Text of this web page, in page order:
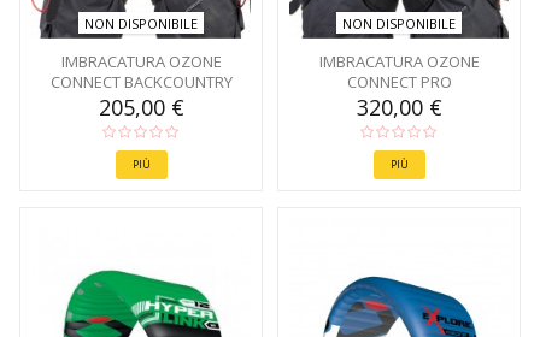
NON DISPONIBILE
IMBRACATURA OZONE
CONNECT BACKCOUNTRY
205,00 €
PIÙ
NON DISPONIBILE
IMBRACATURA OZONE
CONNECT PRO
320,00 €
PIÙ